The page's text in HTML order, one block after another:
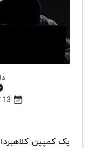
یک کمپین